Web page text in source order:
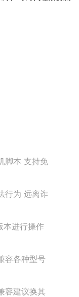
本 支持免
为 远离诈
进行操作
各种型号
建议换其